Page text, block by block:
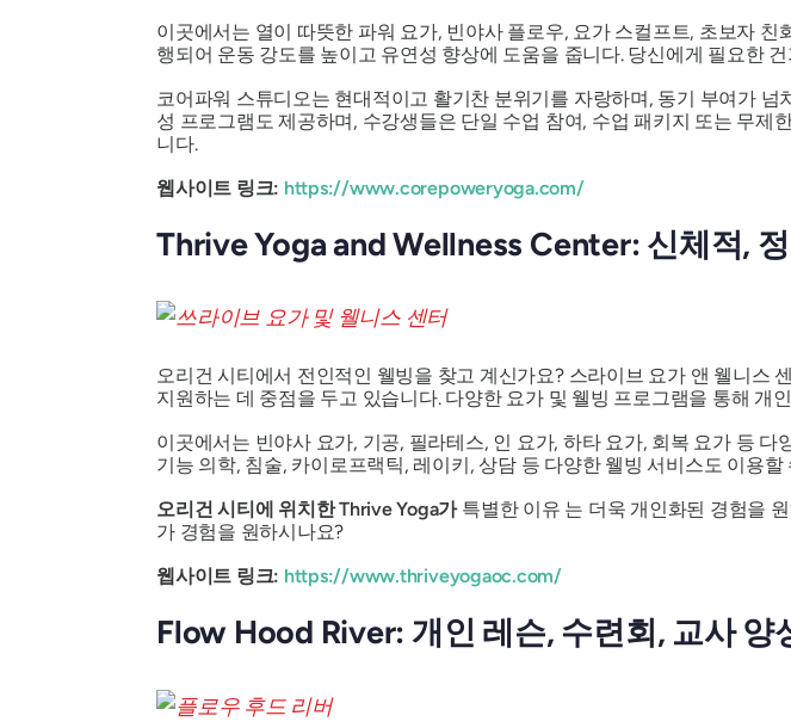
이곳에서는 열이 따뜻한 파워 요가, 빈야사 플로우, 요가 스컬프트, 초보자
행되어 운동 강도를 높이고 유연성 향상에 도움을 줍니다. 당신에게 필요한
코어파워 스튜디오는 현대적이고 활기찬 분위기를 자랑하며, 동기 부여가
성 프로그램도 제공하며, 수강생들은 단일 수업 참여, 수업 패키지 또는 무
니다.
웹사이트 링크: https://www.corepoweryoga.com/
Thrive Yoga and Wellness Center: 신체적,
오리건 시티에서 전인적인 웰빙을 찾고 계신가요? 스라이브 요가 앤 웰니스
지원하는 데 중점을 두고 있습니다. 다양한 요가 및 웰빙 프로그램을 통해 개
이곳에서는 빈야사 요가, 기공, 필라테스, 인 요가, 하타 요가, 회복 요가 등
기능 의학, 침술, 카이로프랙틱, 레이키, 상담 등 다양한 웰빙 서비스도 이용할
오리건 시티에 위치한 Thrive Yoga가특별한 이유 는 더욱 개인화된 경험을
가 경험을 원하시나요?
웹사이트 링크: https://www.thriveyogaoc.com/
Flow Hood River: 개인 레슨, 수련회, 교사 양